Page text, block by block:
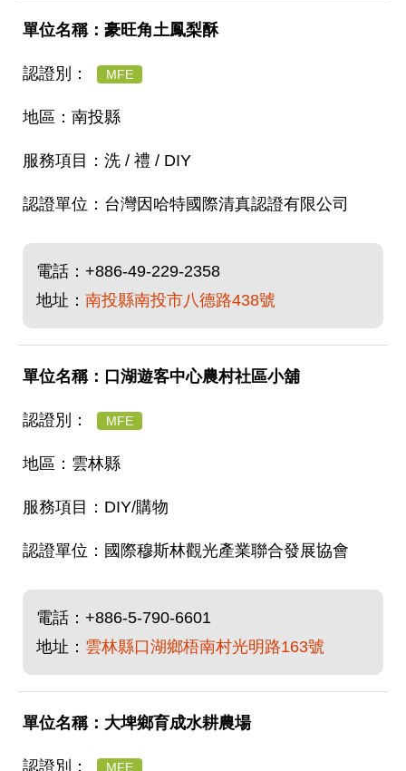
豪旺角土鳳梨酥
MFE
南投縣
洗 / 禮 / DIY
台灣因哈特國際清真認證有限公司
電話： +886-49-229-2358
地址： 南投縣南投市八德路438號
口湖遊客中心農村社區小舖
MFE
雲林縣
DIY/購物
國際穆斯林觀光產業聯合發展協會
電話： +886-5-790-6601
地址： 雲林縣口湖鄉梧南村光明路163號
大埤鄉育成水耕農場
MFE